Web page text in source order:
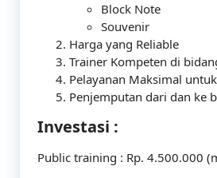
Block Note
Souvenir
Harga yang Reliable
Trainer Kompeten di
Pelayanan Maksimal
Penjemputan dari dan ke
Investasi :
Public training : Rp. 4.500.000